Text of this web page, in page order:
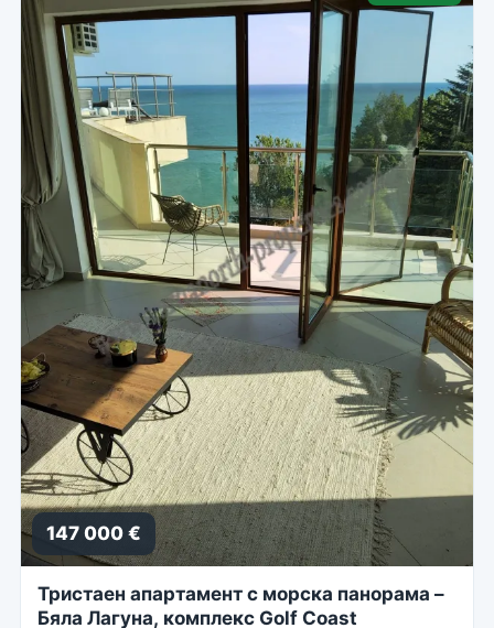
147 000 €
Тристаен апартамент с морска панорама –
Бяла Лагуна, комплекс Golf Coast